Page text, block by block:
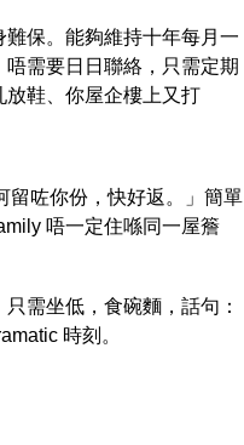
保。能夠維持十年每月一
需要日日聯絡，只需定期
鞋、你屋企樓上又打
留咗你份，快好返。」簡單
唔一定住喺同一屋簷
需坐低，食碗麵，話句：
時刻。